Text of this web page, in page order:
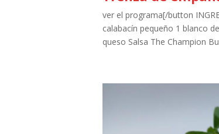
ver el programa[/button
calabacín pequeño 1 blanco
queso Salsa The Champion